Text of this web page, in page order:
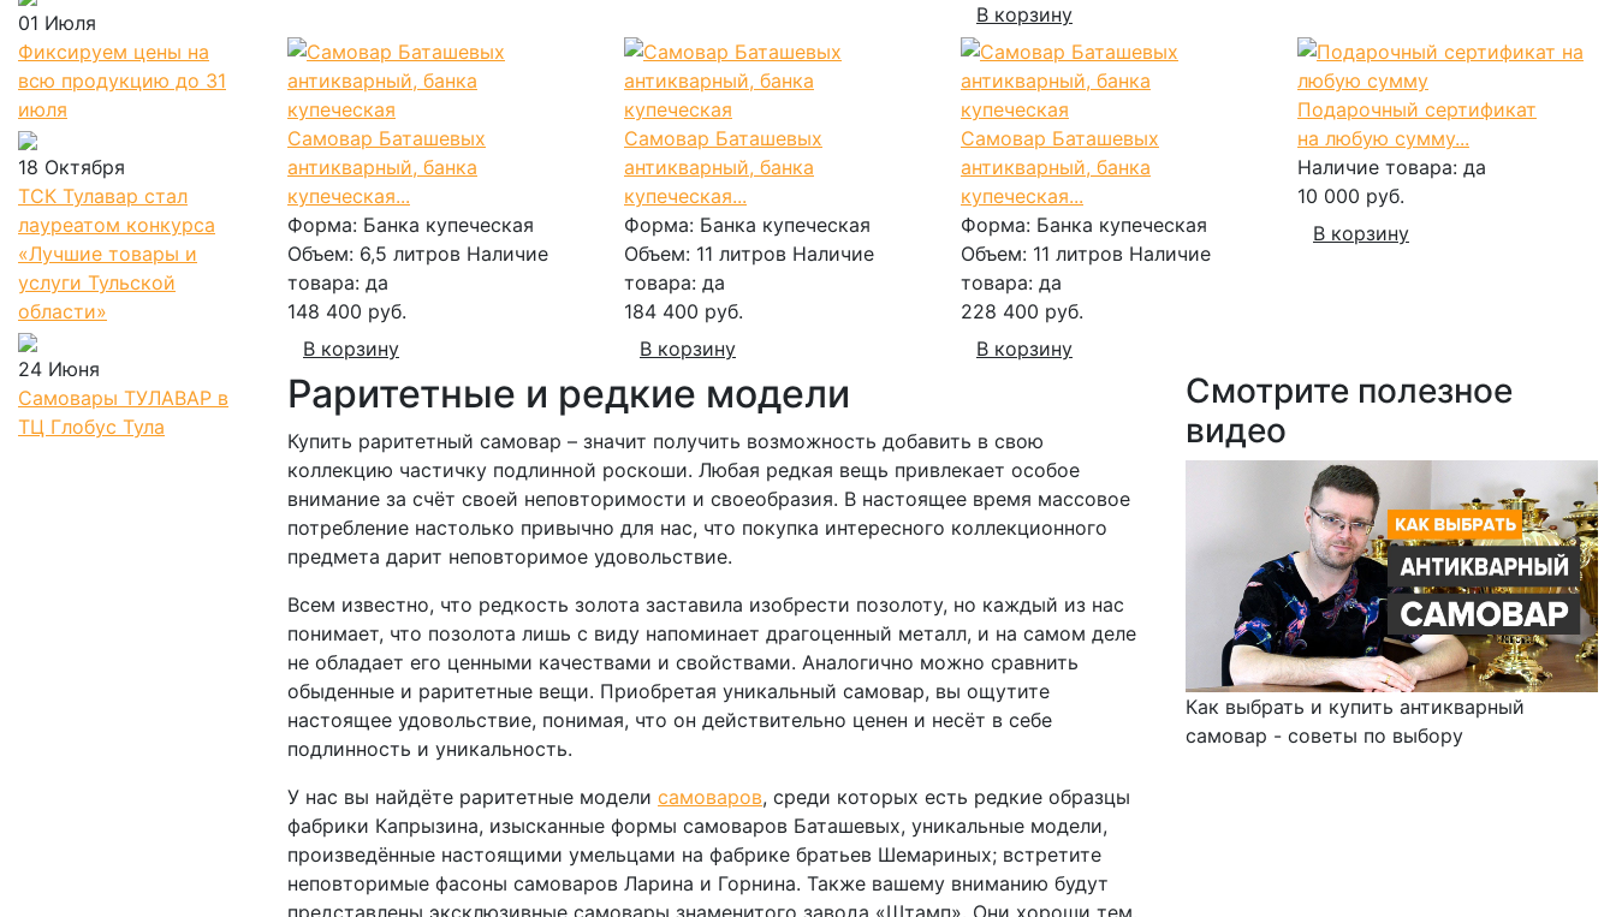
01 Июля
Фиксируем цены на
всю продукцию до 31
июля
18 Октября
ТСК Тулавар стал
лауреатом конкурса
«Лучшие товары и
услуги Тульской
области»
24 Июня
Самовары ТУЛАВАР в
ТЦ Глобус Тула
В корзину
Самовар Баташевых
антикварный, банка
купеческая...
Форма: Банка купеческая
Объем: 6,5 литров Наличие
товара: да
148 400 руб.
В корзину
Самовар Баташевых
антикварный, банка
купеческая...
Форма: Банка купеческая
Объем: 11 литров Наличие
товара: да
184 400 руб.
В корзину
Самовар Баташевых
антикварный, банка
купеческая...
Форма: Банка купеческая
Объем: 11 литров Наличие
товара: да
228 400 руб.
В корзину
Подарочный сертификат
на любую сумму...
Наличие товара: да
10 000 руб.
В корзину
Раритетные и редкие модели
Купить раритетный самовар – значит получить возможность добавить в свою
коллекцию частичку подлинной роскоши. Любая редкая вещь привлекает особое
внимание за счёт своей неповторимости и своеобразия. В настоящее время массовое
потребление настолько привычно для нас, что покупка интересного коллекционного
предмета дарит неповторимое удовольствие.
Всем известно, что редкость золота заставила изобрести позолоту, но каждый из нас
понимает, что позолота лишь с виду напоминает драгоценный металл, и на самом деле
не обладает его ценными качествами и свойствами. Аналогично можно сравнить
обыденные и раритетные вещи. Приобретая уникальный самовар, вы ощутите
настоящее удовольствие, понимая, что он действительно ценен и несёт в себе
подлинность и уникальность.
У нас вы найдёте раритетные модели самоваров, среди которых есть редкие образцы
фабрики Капрызина, изысканные формы самоваров Баташевых, уникальные модели,
произведённые настоящими умельцами на фабрике братьев Шемариных; встретите
неповторимые фасоны самоваров Ларина и Горнина. Также вашему вниманию будут
представлены эксклюзивные самовары знаменитого завода «Штамп». Они хороши тем,
Смотрите полезное
видео
Как выбрать и купить антикварный
самовар - советы по выбору